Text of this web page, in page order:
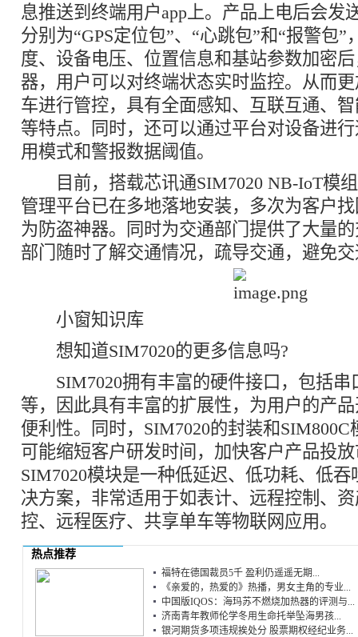
息推送到终端用户app上。产品上电后会发
分别为“GPS定位包”、“心跳包”和“报警包
度、设备电压、位置信息和基站参数加密
器，用户可以对终端状态实时监控。从而
车进行管控，具有全面感知、互联互通、
等特点。同时，还可以通过平台对设备进
用模式和警报数据阈值。
目前，搭载芯讯通SIM7020 NB-IoT模组
管理平台已在多地落地安装，多次为客户
为防盗神器。同时为交通部门提供了大量
部门随时了解交通情况，疏导交通，避免
小窗知识库
想知道SIM7020的更多信息吗?
SIM7020拥有丰富的硬件接口，包括串
等，因此具有丰富的扩展性，为用户的产
便利性。同时，SIM7020的封装和
可能缩短客户研发时间，加快客户产品投
SIM7020模块是一种低延迟、低功耗、低
决方案，非常适用于如表计、远程控制、
控、远程医疗、共享单车等物联网应用。
热点推荐
福特在德国裁员5千 盈利仍遥遥无期...
《亲爱的，热爱的》热播，男女主角的专业...
中国版IQOS：海玛苏不燃烧加热器的评测与...
济南青年教师伦学冬用生命托举坠海男孩...
银河期货多项违规挨处分 股票期权经纪业务...